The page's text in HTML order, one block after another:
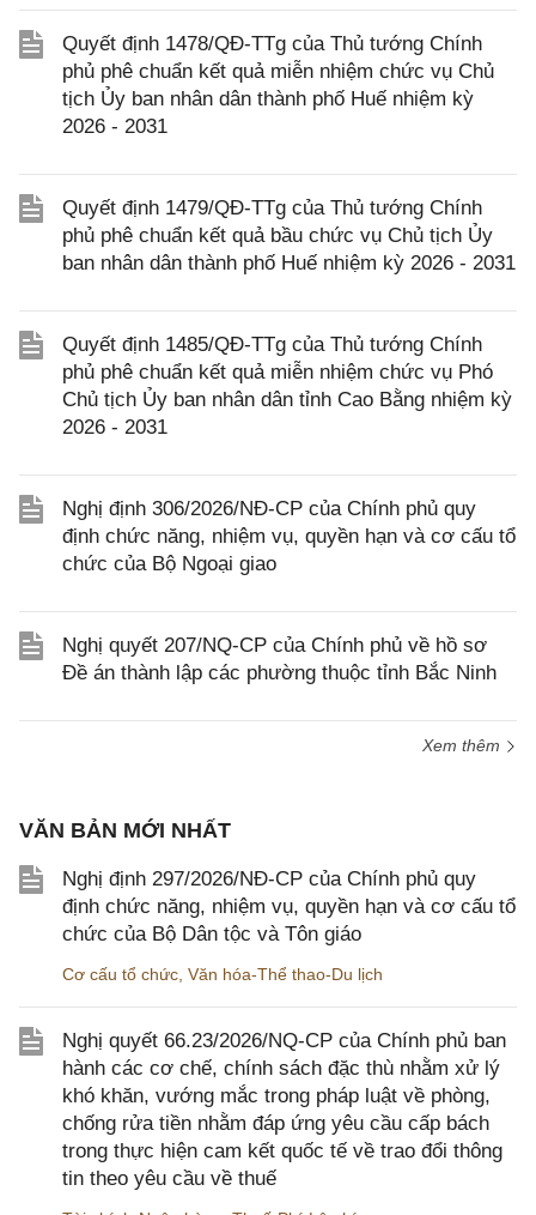
Quyết định 1478/QĐ-TTg của Thủ tướng Chính
phủ phê chuẩn kết quả miễn nhiệm chức vụ Chủ
tịch Ủy ban nhân dân thành phố Huế nhiệm kỳ
2026 - 2031
Quyết định 1479/QĐ-TTg của Thủ tướng Chính
phủ phê chuẩn kết quả bầu chức vụ Chủ tịch Ủy
ban nhân dân thành phố Huế nhiệm kỳ 2026 - 2031
Quyết định 1485/QĐ-TTg của Thủ tướng Chính
phủ phê chuẩn kết quả miễn nhiệm chức vụ Phó
Chủ tịch Ủy ban nhân dân tỉnh Cao Bằng nhiệm kỳ
2026 - 2031
Nghị định 306/2026/NĐ-CP của Chính phủ quy
định chức năng, nhiệm vụ, quyền hạn và cơ cấu tổ
chức của Bộ Ngoại giao
Nghị quyết 207/NQ-CP của Chính phủ về hồ sơ
Đề án thành lập các phường thuộc tỉnh Bắc Ninh
Xem thêm
VĂN BẢN MỚI NHẤT
Nghị định 297/2026/NĐ-CP của Chính phủ quy
định chức năng, nhiệm vụ, quyền hạn và cơ cấu tổ
chức của Bộ Dân tộc và Tôn giáo
Cơ cấu tổ chức Văn hóa-Thể thao-Du lịch
Nghị quyết 66.23/2026/NQ-CP của Chính phủ ban
hành các cơ chế, chính sách đặc thù nhằm xử lý
khó khăn, vướng mắc trong pháp luật về phòng,
chống rửa tiền nhằm đáp ứng yêu cầu cấp bách
trong thực hiện cam kết quốc tế về trao đổi thông
tin theo yêu cầu về thuế